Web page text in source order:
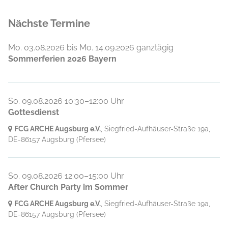
Pastor Even Grüner (Missionar aus Norwegen)
Gruppe von Gläubigen. Von Anfang an besteht
eine Verbindung zum Bund Freikirchlicher
Nächste Termine
Mo. 03.08.2026 bis Mo. 14.09.2026 ganztägig
Sommerferien 2026 Bayern
So. 09.08.2026 10:30–12:00 Uhr
Gottesdienst
FCG ARCHE Augsburg e.V. , Siegfried-Aufhäuser-Straße 19a,
DE-86157 Augsburg (Pfersee)
So. 09.08.2026 12:00–15:00 Uhr
After Church Party im Sommer
FCG ARCHE Augsburg e.V. , Siegfried-Aufhäuser-Straße 19a,
DE-86157 Augsburg (Pfersee)